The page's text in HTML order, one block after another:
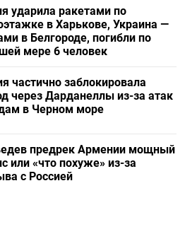
ударила ракетами по
в Харькове, Украина —
в Белгороде, погибли по
мере 6 человек
частично заблокировала
через Дарданеллы из-за атак
в Черном море
предрек Армении мощный
или «что похуже» из-за
с Россией